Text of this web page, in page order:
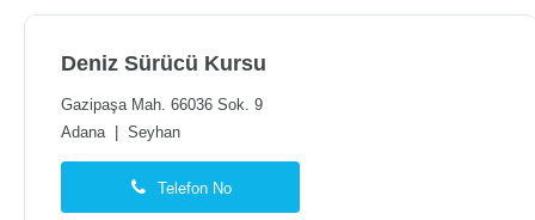
Deniz Sürücü Kursu
Gazipaşa Mah. 66036 Sok. 9
Adana| Seyhan
Telefon No